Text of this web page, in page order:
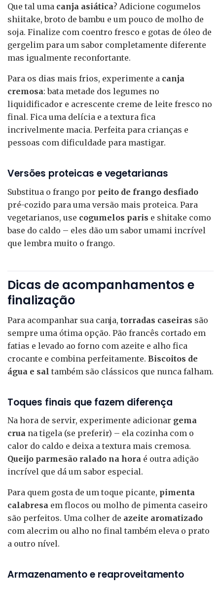
Que tal uma canja asiática? Adicione cogumelos
shiitake, broto de bambu e um pouco de molho de
soja. Finalize com coentro fresco e gotas de óleo de
gergelim para um sabor completamente diferente
mas igualmente reconfortante.
Para os dias mais frios, experimente a canja
cremosa: bata metade dos legumes no
liquidificador e acrescente creme de leite fresco no
final. Fica uma delícia e a textura fica
incrivelmente macia. Perfeita para crianças e
pessoas com dificuldade para mastigar.
Versões proteicas e vegetarianas
Substitua o frango por peito de frango desfiado
pré-cozido para uma versão mais proteica. Para
vegetarianos, use cogumelos paris e shitake como
base do caldo – eles dão um sabor umami incrível
que lembra muito o frango.
Dicas de acompanhamentos e
finalização
Para acompanhar sua canja, torradas caseiras são
sempre uma ótima opção. Pão francês cortado em
fatias e levado ao forno com azeite e alho fica
crocante e combina perfeitamente. Biscoitos de
água e sal também são clássicos que nunca falham.
Toques finais que fazem diferença
Na hora de servir, experimente adicionar gema
crua na tigela (se preferir) – ela cozinha com o
calor do caldo e deixa a textura mais cremosa.
Queijo parmesão ralado na hora é outra adição
incrível que dá um sabor especial.
Para quem gosta de um toque picante, pimenta
calabresa em flocos ou molho de pimenta caseiro
são perfeitos. Uma colher de azeite aromatizado
com alecrim ou alho no final também eleva o prato
a outro nível.
Armazenamento e reaproveitamento